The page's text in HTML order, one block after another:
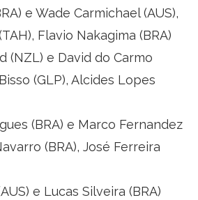
e Wade Carmichael (AUS),
Flavio Nakagima (BRA)
(NZL) e David do Carmo
(GLP), Alcides Lopes
(BRA) e Marco Fernandez
(BRA), José Ferreira
e Lucas Silveira (BRA)